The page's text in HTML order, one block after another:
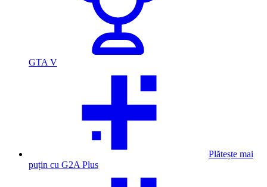
GTA V
Plătește mai
puțin cu G2A Plus